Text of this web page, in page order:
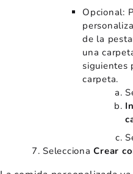
Opcional:
de la
una
siguientes
carpeta.
SeleccionaCrear